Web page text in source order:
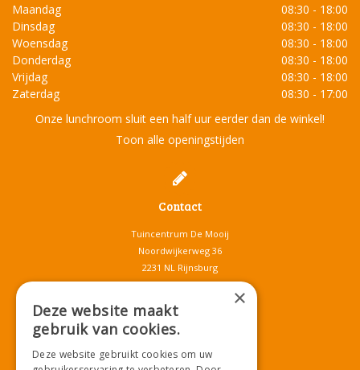
Maandag
08:30 - 18:00
Dinsdag
08:30 - 18:00
Woensdag
08:30 - 18:00
Donderdag
08:30 - 18:00
Vrijdag
08:30 - 18:00
Zaterdag
08:30 - 17:00
Onze lunchroom sluit een half uur eerder dan de winkel!
Toon alle openingstijden
Contact
Tuincentrum De Mooij
Noordwijkerweg 36
2231 NL Rijnsburg
T.071-4080959
info@tuincentrumdemooij.nl
×
Deze website maakt
gebruik van cookies.
Deze website gebruikt cookies om uw